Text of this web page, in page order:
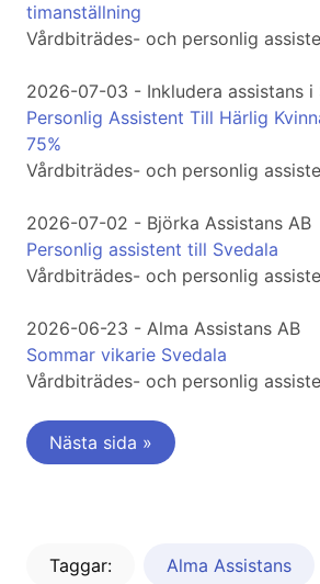
timanställning
Vårdbiträdes- och personlig
2026-07-03 - Inkludera assistans i
Personlig Assistent Till Härlig
75%
Vårdbiträdes- och personlig
2026-07-02 - Björka Assistans AB
Personlig assistent till Svedala
Vårdbiträdes- och personlig
2026-06-23 - Alma Assistans AB
Sommar vikarie Svedala
Vårdbiträdes- och personlig
Nästa sida »
Taggar: Alma Assistans